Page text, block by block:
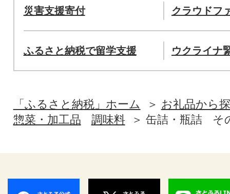
災害支援寄付 クラウドフ
ふるさと納税で留学支援 ウクライナ
「ふるさと納税」ホーム
お礼品から
惣菜・加工品
調味料 缶詰・瓶詰 そ